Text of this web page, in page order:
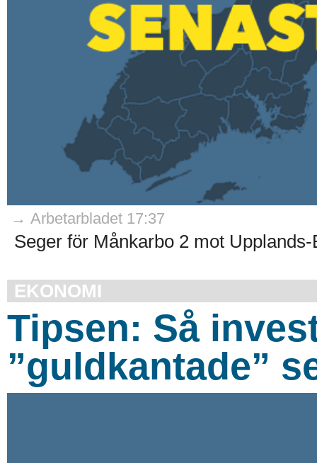
→ Arbetarbladet 17:37
Seger för Månkarbo 2 mot Upplands-
EKONOMI
Tipsen: Så
”guldkantade”